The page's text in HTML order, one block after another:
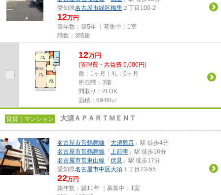
愛知県名古屋市緑区梅里 ２丁目100-2
12万円
築年数：築5年 ｜募集中： 1室
階数：3階建
12万円
(管理費・共益費 5,000円)
敷：1ヶ月｜礼：0ヶ月
所在階：3階
間取り：2LDK
面積：69.88㎡
賃貸｜マンション 大須ＡＰＡＲＴＭＥＮＴ
名古屋市営鶴舞線 「 大須観音 」駅 徒歩4分
名古屋市営鶴舞線 「 上前津 」駅 徒歩16分
名古屋市営東山線 「 伏見 」駅 徒歩17分
愛知県名古屋市中区大須 １丁目23-55
22万円
築年数：築11年 ｜募集中： 1室